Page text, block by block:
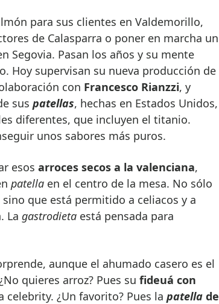
para sus clientes en Valdemorillo,
de Calasparra o poner en marcha un
Segovia. Pasan los años y su mente
Hoy supervisan su nueva producción de
con Francesco Rianzzi, y
sus patellas, hechas en Estados Unidos,
diferentes, que incluyen el titanio.
unos sabores más puros.
esos arroces secos a la valenciana,
patellaen el centro de la mesa. No sólo
que está permitido a celiacos y a
La gastrodietaestá pensada para
aunque el ahumado casero es el
quieres arroz? Pues su fideuá con
¿Un favorito? Pues la patellade